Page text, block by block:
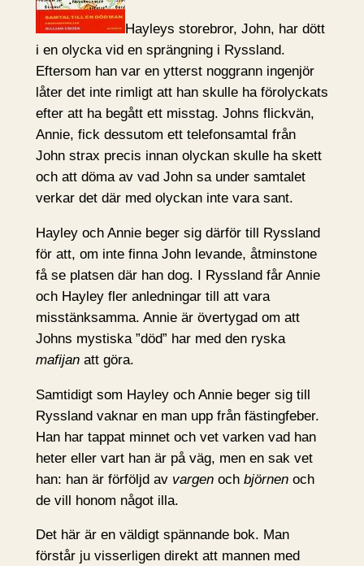
Hayleys storebror, John, har dött
i en olycka vid en sprängning i Ryssland.
Eftersom han var en ytterst noggrann ingenjör
låter det inte rimligt att han skulle ha förolyckats
efter att ha begått ett misstag. Johns flickvän,
Annie, fick dessutom ett telefonsamtal från
John strax precis innan olyckan skulle ha skett
och att döma av vad John sa under samtalet
verkar det där med olyckan inte vara sant.
Hayley och Annie beger sig därför till Ryssland
för att, om inte finna John levande, åtminstone
få se platsen där han dog. I Ryssland får Annie
och Hayley fler anledningar till att vara
misstänksamma. Annie är övertygad om att
Johns mystiska ”död” har med den ryska
mafijanatt göra.
Samtidigt som Hayley och Annie beger sig till
Ryssland vaknar en man upp från fästingfeber.
Han har tappat minnet och vet varken vad han
heter eller vart han är på väg, men en sak vet
han: han är förföljd av vargenoch björnenoch
de vill honom något illa.
Det här är en väldigt spännande bok. Man
förstår ju visserligen direkt att mannen med